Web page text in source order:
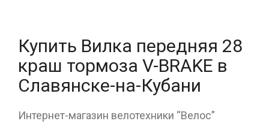
Купить Вилка передняя 28
краш тормоза V-BRAKE в
Славянске-на-Кубани
Интернет-магазин велотехники “Велос”